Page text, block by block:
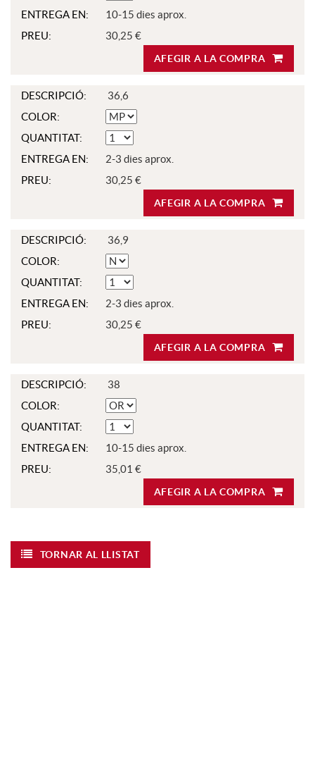
ENTREGA EN:
10-15 dies aprox.
PREU:
30,25 €
AFEGIR A LA COMPRA
DESCRIPCIÓ:
36,6
COLOR:
QUANTITAT:
ENTREGA EN:
2-3 dies aprox.
PREU:
30,25 €
AFEGIR A LA COMPRA
DESCRIPCIÓ:
36,9
COLOR:
QUANTITAT:
ENTREGA EN:
2-3 dies aprox.
PREU:
30,25 €
AFEGIR A LA COMPRA
DESCRIPCIÓ:
38
COLOR:
QUANTITAT:
ENTREGA EN:
10-15 dies aprox.
PREU:
35,01 €
AFEGIR A LA COMPRA
TORNAR AL LLISTAT